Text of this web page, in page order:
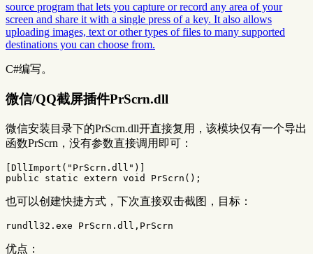
source program that lets you capture or record any area of your
screen and share it with a single press of a key. It also allows
uploading images, text or other types of files to many supported
destinations you can choose from.
C#编写。
微信/QQ截屏插件PrScrn.dll
微信安装目录下的PrScrn.dll开直接复用，该模块仅有一个导出
函数PrScrn，没有参数直接调用即可：
[DllImport ( "PrScrn.dll" )]
public
static extern void PrScrn ();
也可以创建快捷方式，下次直接双击截图，目标：
优点：